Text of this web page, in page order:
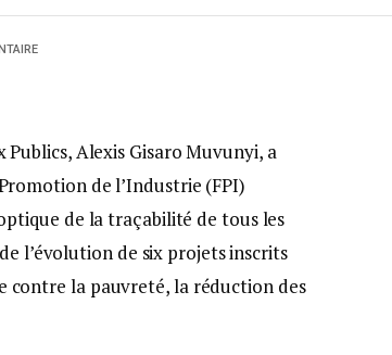
Alexis Gisaro Muvunyi, a
de l’Industrie (FPI)
de la traçabilité de tous les
l’évolution de six projets inscrits
contre la pauvreté, la réduction des